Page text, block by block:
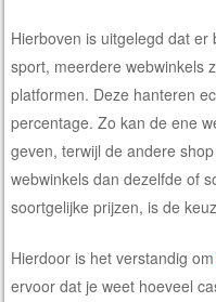
Hierboven is uitgelegd dat
sport, meerdere webwinkels
platformen. Deze hanteren
percentage. Zo kan de ene
geven, terwijl de andere
webwinkels dan dezelfde of
soortgelijke prijzen, is de
Hierdoor is het verstandig
ervoor dat je weet hoeveel